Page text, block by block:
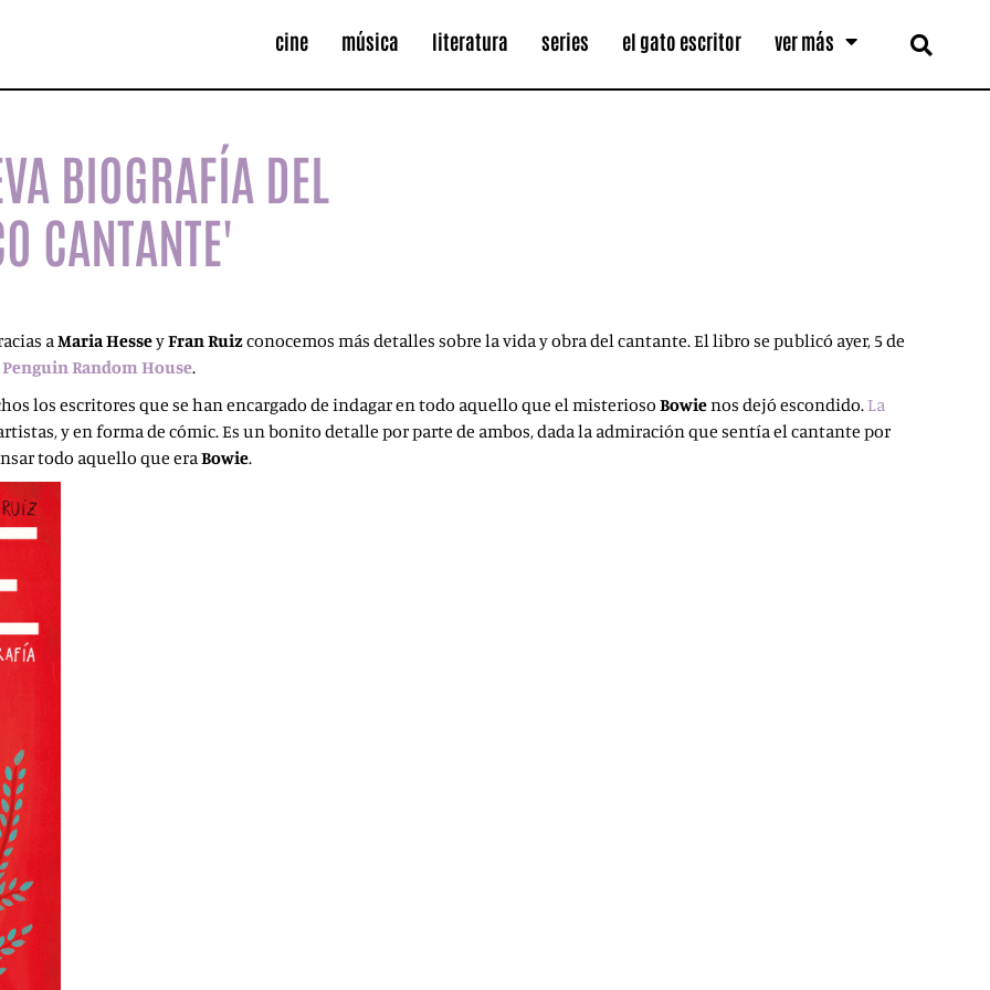
cine música literatura series el gato escritor ver más
BIOGRAFÍA DEL
CANTANTE'
aMaria HesseyFran Ruizconocemos más detalles sobre la vida y obra del cantante. El libro se publicó ayer, 5 de
Penguin Random House.
los escritores que se han encargado de indagar en todo aquello que el misterioso Bowienos dejó escondido.La
y en forma de cómic. Es un bonito detalle por parte de ambos, dada la admiración que sentía el cantante por
todo aquello que eraBowie.